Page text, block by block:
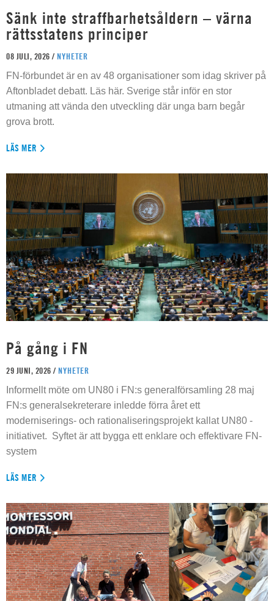
Sänk inte straffbarhetsåldern – värna
rättsstatens principer
08 JULI, 2026 / NYHETER
FN-förbundet är en av 48 organisationer som idag skriver på
Aftonbladet debatt. Läs här. Sverige står inför en stor
utmaning att vända den utveckling där unga barn begår
grova brott.
LÄS MER
På gång i FN
29 JUNI, 2026 / NYHETER
Informellt möte om UN80 i FN:s generalförsamling 28 maj
FN:s generalsekreterare inledde förra året ett
moderniserings- och rationaliseringsprojekt kallat UN80 -
initiativet. Syftet är att bygga ett enklare och effektivare FN-
system
LÄS MER